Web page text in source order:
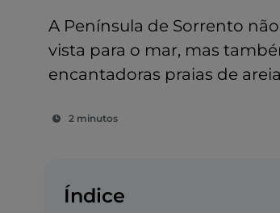
A Península de Sorrento
vista para o mar, mas
encantadoras praias de
2 minutos
Índice